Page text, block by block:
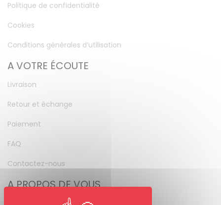
Politique de confidentialité
Cookies
Conditions générales d’utilisation
A VOTRE ÉCOUTE
Livraison
Retour et échange
Paiement
FAQ
Contactez-nous
A PROPOS DE VOUS